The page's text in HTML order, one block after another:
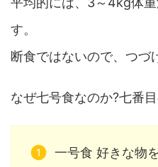
す。
断食ではないので、つづ
なぜ七号食なのか?七番
一号食 好きな物